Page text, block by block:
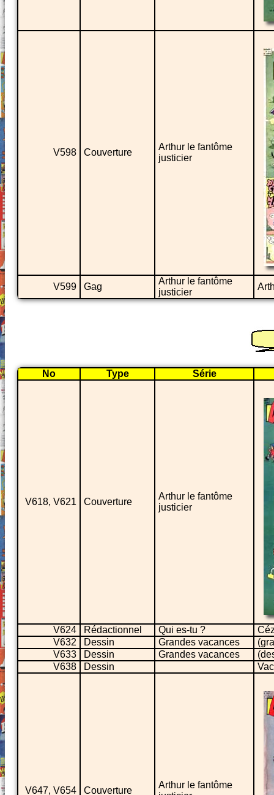
V598 Couverture
Arthur le fantôme
justicier
V599 Gag
Arthur le fantôme
justicier
No Type Série
V618, V621 Couverture
Arthur le fantôme
justicier
V624 Rédactionnel Qui es-tu ?
V632
Dessin Grandes vacances
V633
Dessin Grandes vacances
V638
Dessin
V647, V654 Couverture
Arthur le fantôme